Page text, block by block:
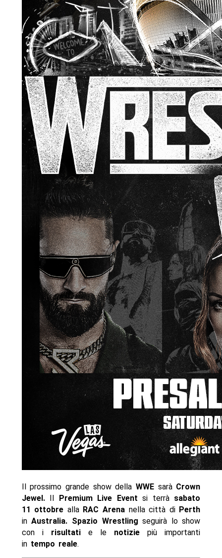
Il prossimo grande show della WWEsarà Crown
Jewel.Il Premium Live Event si terrà sabato
11 ottobre alla RAC Arena nella città di Perth
inAustralia. Spazio Wrestling seguirà lo show
con i risultatie le notizie più importanti
in tempo reale.